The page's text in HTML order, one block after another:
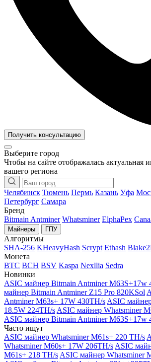
Получить консультацию
Выберите город
Чтобы на сайте отображалась актуальная
вашего региона
Челябинск Тюмень Пермь Казань Уфа
Петербург Самара
Бренд
Bitmain Antminer Whatsminer ElphaPex
Майнеры ГПУ
Алгоритмы
SHA-256 KHeavyHash Scrypt Ethash
Монета
BTC BCH BSV Kaspa Nexllia Sedra
Новинки
ASIC майнер Bitmain Antminer M63S+17w
майнер Bitmain Antminer Z15 Pro 820KSol
Antminer M63s+ 17W 430TH/s ASIC
18.5W 224TH/s ASIC майнер Whatsminer
ASIC майнер Bitmain Antminer M63S+17w
Часто ищут
ASIC майнер Whatsminer M61s+ 220 TH/s
Whatsminer M60s+ 17W 206TH/s ASIC
M61s+ 218 TH/s ASIC майнер Whatsminer